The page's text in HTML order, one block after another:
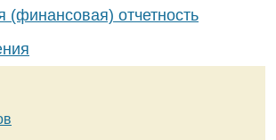
(финансовая) отчетность